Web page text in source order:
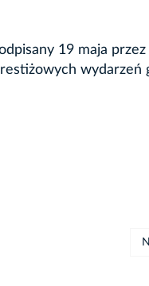
19 maja
wydarzeń